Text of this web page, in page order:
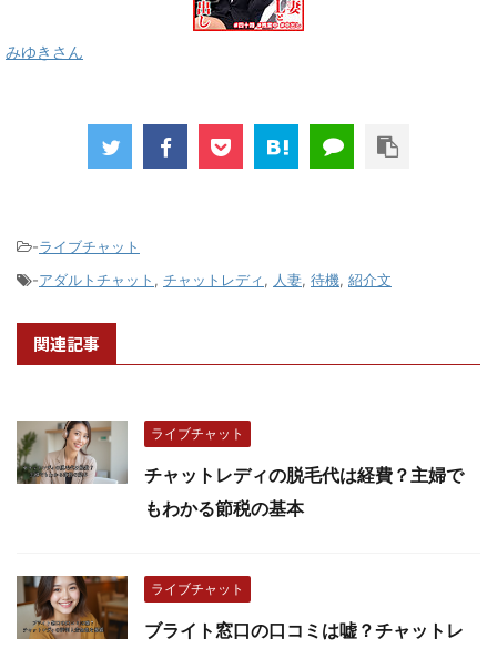
みゆきさん
-ライブチャット
-アダルトチャット , チャットレディ, 人妻, 待機, 紹介文
関連記事
ライブチャット
チャットレディの脱毛代は経費？主婦で
もわかる節税の基本
ライブチャット
ブライト窓口の口コミは嘘？チャットレ